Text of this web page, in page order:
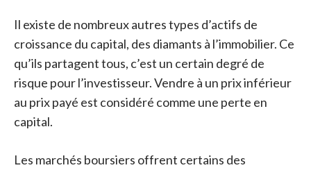
Il existe de nombreux autres types d’actifs de
croissance du capital, des diamants à l’immobilier. Ce
qu’ils partagent tous, c’est un certain degré de
risque pour l’investisseur. Vendre à un prix inférieur
au prix payé est considéré comme une perte en
capital.
Les marchés boursiers offrent certains des